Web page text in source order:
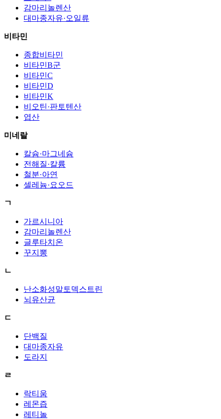
감마리놀렌산
대마종자유·오일류
비타민
종합비타민
비타민B군
비타민C
비타민D
비타민K
비오틴·판토텐산
엽산
미네랄
칼슘·마그네슘
전해질·칼륨
철분·아연
셀레늄·요오드
ㄱ
가르시니아
감마리놀렌산
글루타치온
꾸지뽕
ㄴ
난소화성말토덱스트린
뇌유산균
ㄷ
단백질
대마종자유
도라지
ㄹ
락티움
레몬즙
레티놀